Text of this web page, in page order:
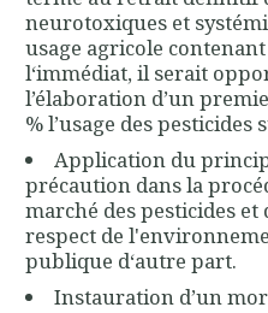
neurotoxiques et
usage agricole
l‘immédiat, il serait
l’élaboration d’un
% l’usage des pesticides
Application du
précaution dans la
marché des pesticides et
respect de
publique d‘autre part.
Instauration d’un